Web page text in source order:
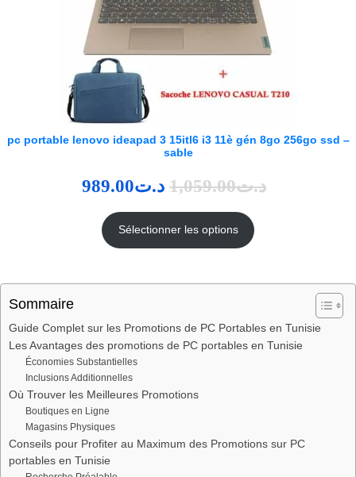
pc portable lenovo ideapad 3 15itl6 i3 11è gén 8go 256go ssd –
sable
د.ت1,059.00 د.ت989.00
Sélectionner les options
Sommaire
Guide Complet sur les Promotions de PC Portables en Tunisie
Les Avantages des promotions de PC portables en Tunisie
Économies Substantielles
Inclusions Additionnelles
Où Trouver les Meilleures Promotions
Boutiques en Ligne
Magasins Physiques
Conseils pour Profiter au Maximum des Promotions sur PC
portables en Tunisie